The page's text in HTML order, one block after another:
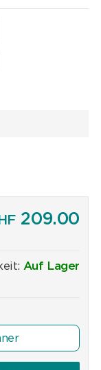
209.00
Auf Lager